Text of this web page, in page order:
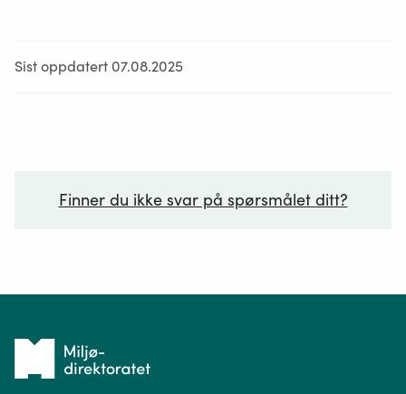
Sist oppdatert 07.08.2025
Finner du ikke svar på spørsmålet ditt?
Tilbake